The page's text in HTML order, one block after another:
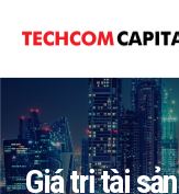
Giá trị tài